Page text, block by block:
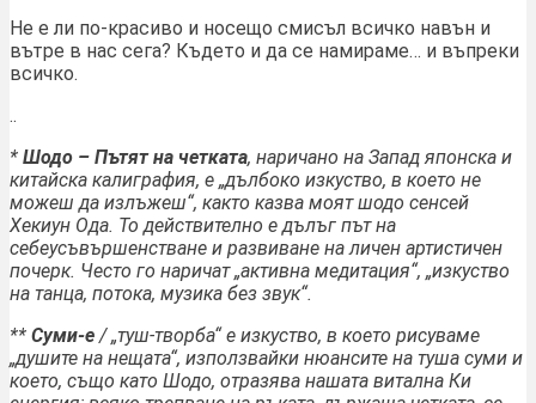
Не е ли по-красиво и носещо смисъл всичко навън и
вътре в нас сега? Където и да се намираме… и въпреки
всичко.
..
* Шодо – Пътят на четката, наричано на Запад японска и
китайска калиграфия, е „дълбоко изкуство, в което не
можеш да излъжеш“, както казва моят шодо сенсей
Хекиун Ода. То действително е дълъг път на
себеусъвършенстване и развиване на личен артистичен
почерк. Често го наричат „активна медитация“, „изкуство
на танца, потока, музика без звук“.
** Суми-е / „туш-творба“ е изкуство, в което рисуваме
„душите на нещата“, използвайки нюансите на туша суми и
което, също като Шодо, отразява нашата витална Ки